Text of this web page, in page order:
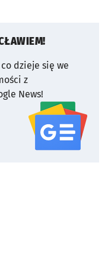
dzieje się we
z
News!
serwisu